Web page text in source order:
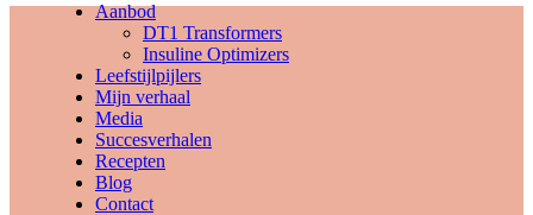
Aanbod
DT1 Transformers
Insuline Optimizers
Leefstijlpijlers
Mijn verhaal
Media
Succesverhalen
Recepten
Blog
Contact